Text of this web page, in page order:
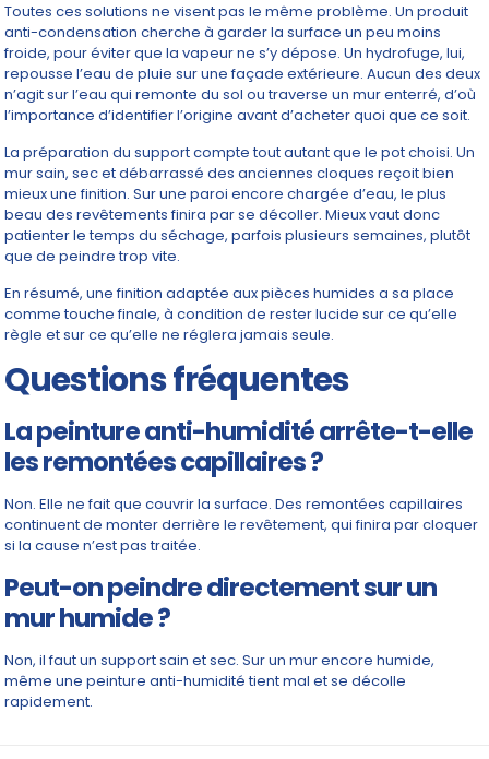
Toutes ces solutions ne visent pas le même problème. Un produit
anti-condensation cherche à garder la surface un peu moins
froide, pour éviter que la vapeur ne s’y dépose. Un hydrofuge, lui,
repousse l’eau de pluie sur une façade extérieure. Aucun des deux
n’agit sur l’eau qui remonte du sol ou traverse un mur enterré, d’où
l’importance d’identifier l’origine avant d’acheter quoi que ce soit.
La préparation du support compte tout autant que le pot choisi. Un
mur sain, sec et débarrassé des anciennes cloques reçoit bien
mieux une finition. Sur une paroi encore chargée d’eau, le plus
beau des revêtements finira par se décoller. Mieux vaut donc
patienter le temps du séchage, parfois plusieurs semaines, plutôt
que de peindre trop vite.
En résumé, une finition adaptée aux pièces humides a sa place
comme touche finale, à condition de rester lucide sur ce qu’elle
règle et sur ce qu’elle ne réglera jamais seule.
Questions fréquentes
La peinture anti-humidité arrête-t-elle
les remontées capillaires ?
Non. Elle ne fait que couvrir la surface. Des remontées capillaires
continuent de monter derrière le revêtement, qui finira par cloquer
si la cause n’est pas traitée.
Peut-on peindre directement sur un
mur humide ?
Non, il faut un support sain et sec. Sur un mur encore humide,
même une peinture anti-humidité tient mal et se décolle
rapidement.